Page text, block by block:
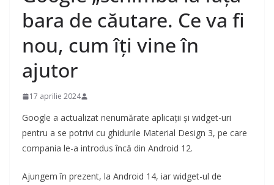
bara de căutare. Ce va fi
nou, cum îți vine în
ajutor
17 aprilie 2024
Google a actualizat nenumărate aplicații și widget-uri
pentru a se potrivi cu ghidurile Material Design 3, pe care
compania le-a introdus încă din Android 12.
Ajungem în prezent, la Android 14, iar widget-ul de